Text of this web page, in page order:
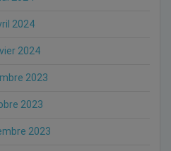
2024
2024
2023
2023
2023